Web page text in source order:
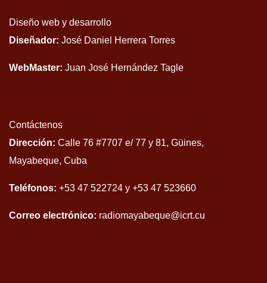
Diseño web y desarrollo
Diseñador: José Daniel Herrera Torres
WebMaster: Juan José Hernández Tagle
Contáctenos
Dirección: Calle 76 #7707 e/ 77 y 81, Güines,
Mayabeque, Cuba
Teléfonos: +53 47 522724 y +53 47 523660
Correo electrónico: radiomayabeque@icrt.cu